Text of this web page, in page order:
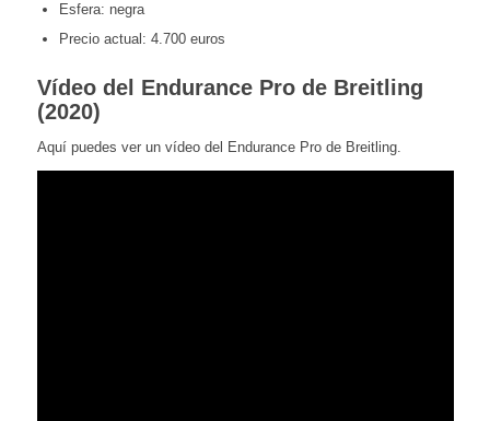
Esfera: negra
Precio actual: 4.700 euros
Vídeo del Endurance Pro de Breitling
(2020)
Aquí puedes ver un vídeo del Endurance Pro de Breitling.